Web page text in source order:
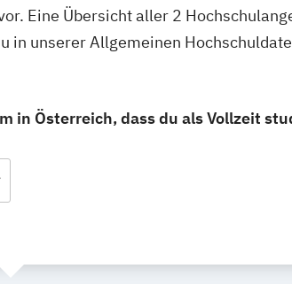
Eine Übersicht aller 2
in unserer Allgemeinen
in Österreich, dass du als Vollzeit